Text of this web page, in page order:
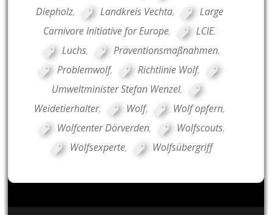
Diepholz, Landkreis Vechta,
Large
Carnivore Initiative for Europe, LCIE,
Luchs, Präventionsmaßnahmen,
Problemwolf, Richtlinie Wolf,
Umweltminister Stefan Wenzel,
Weidetierhalter, Wolf, Wolf opfern,
Wolfcenter Dörverden, Wolfscouts,
Wolfsexperte, Wolfsübergriff